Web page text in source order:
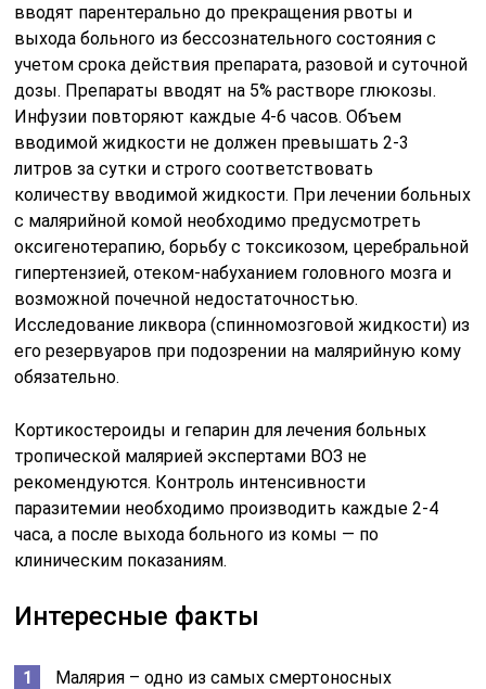
вводят парентерально до прекращения рвоты и
выхода больного из бессознательного состояния с
учетом срока действия препарата, разовой и суточной
дозы. Препараты вводят на 5% растворе глюкозы.
Инфузии повторяют каждые 4-6 часов. Объем
вводимой жидкости не должен превышать 2-3
литров за сутки и строго соответствовать
количеству вводимой жидкости. При лечении больных
с малярийной комой необходимо предусмотреть
оксигенотерапию, борьбу с токсикозом, церебральной
гипертензией, отеком-набуханием головного мозга и
возможной почечной недостаточностью.
Исследование ликвора (спинномозговой жидкости) из
его резервуаров при подозрении на малярийную кому
обязательно.
Кортикостероиды и гепарин для лечения больных
тропической малярией экспертами ВОЗ не
рекомендуются. Контроль интенсивности
паразитемии необходимо производить каждые 2-4
часа, а после выхода больного из комы — по
клиническим показаниям.
Интересные факты
Малярия – одно из самых смертоносных